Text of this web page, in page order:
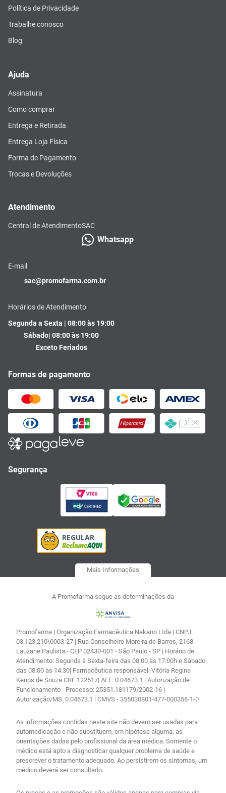
Política de Privacidade
Trabalhe conosco
Blog
Ajuda
Assinatura
Como comprar
Entrega e Retirada
Entrega Loja Física
Forma de Pagamento
Trocas e Devoluções
Atendimento
Central de AtendimentoSAC
Whatsapp
E-mail
sac@promofarma.com.br
Horários de Atendimento
Segunda a Sexta | 08:00 às 19:00
Sábado| 08:00 às 19:00
Exceto Feriados
Formas de pagamento
Segurança
Mais Informações
A Promofarma segue as determinações da
Promofarma | Organização Farmacêutica Nakano Ltda | CNPJ:
03.123.210\0003-27 | Rua Conselheiro Moreira de Barros, 2168 -
Lauzane Paulista - CEP 02430-001 - São Paulo - SP | Horário de
Atendimento: Segunda à Sexta-feira das 08:00 às 17:00h e Sábado
das 08:00 às 14:30| Farmacêutica responsável: Vitória Regina
Kenps de Souza CRF 122517| AFE: 0.04673.1 | Autorização de
Funcionamento - Processo: 25351.181179/2002-16 |
Autorização/MS: 0.04673.1 | CMVS - 355030801-477-000356-1-0
As informações contidas neste site não devem ser usadas para
automedicação e não substituem, em hipótese alguma, as
orientações dadas pelo profissional da área médica. Somente o
médico está apto a diagnosticar qualquer problema de saúde e
prescrever o tratamento adequado. Ao persistirem os sintomas, um
médico deverá ser consultado.